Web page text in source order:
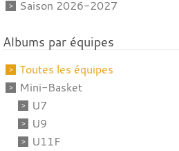
Saison 2026-2027
Albums par équipes
Toutes les équipes
Mini-Basket
U7
U9
U11F